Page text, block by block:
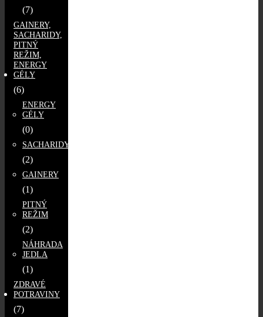
(7)
GAINERY,
SACHARIDY,
PITNÝ
REŽIM,
ENERGY
GÉLY
(6)
ENERGY
GÉLY
(0)
SACHARIDY
(2)
GAINERY
(1)
PITNÝ
REŽIM
(2)
NÁHRADA
JEDLA
(1)
ZDRAVÉ
POTRAVINY
(7)